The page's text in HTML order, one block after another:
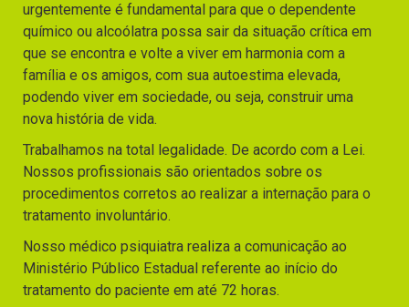
urgentemente é fundamental para que o dependente
químico ou alcoólatra possa sair da situação crítica em
que se encontra e volte a viver em harmonia com a
família e os amigos, com sua autoestima elevada,
podendo viver em sociedade, ou seja, construir uma
nova história de vida.
Trabalhamos na total legalidade. De acordo com a Lei.
Nossos profissionais são orientados sobre os
procedimentos corretos ao realizar a internação para o
tratamento involuntário.
Nosso médico psiquiatra realiza a comunicação ao
Ministério Público Estadual referente ao início do
tratamento do paciente em até 72 horas.